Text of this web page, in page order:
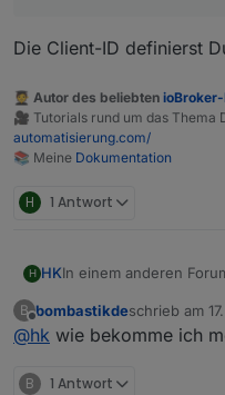
Die Client-ID definierst
🧑‍🎓 Autor des beliebten
🎥 Tutorials rund um das Thema
automatisierung.com/
📚 Meine Dokumentation
H 1 Antwort
H HKIn einem anderen
Ecoflow mqtt is no
password. Looks like
fails.
the same Client ID the
B
Offline
bombastikdeschrieb am
zuletzt
@hk wie bekomme ich
B 1 Antwort